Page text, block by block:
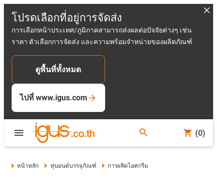
โปรดเลือกที่อยู่การจัดส่ง
การเลือกหน้าประเทศ/ภูมิภาคสามารถส่งผลต่อปัจจัยต่างๆ เช่น
ราคา ตัวเลือกการจัดส่ง และความพร้อมจำหน่ายของผลิตภัณฑ์
ดูพื้นที่ทั้งหมด
ไปที่ www.igus.com
(0)
หน้าหลัก หุ่นยนต์บรรจุภัณฑ์ การผลิตไอศกรีม